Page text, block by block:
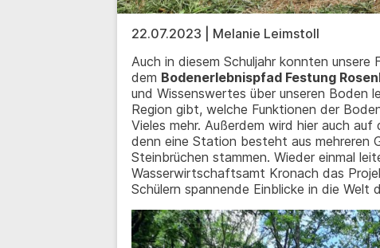
22.07.2023 | Melanie Leimstoll
Auch in diesem Schuljahr konnten
dem Bodenerlebnispfad Festung
und Wissenswertes über unseren Boden
Region gibt, welche Funktionen der
Vieles mehr. Außerdem wird hier auch
denn eine Station besteht aus mehreren
Steinbrüchen stammen. Wieder einmal
Wasserwirtschaftsamt Kronach das
Schülern spannende Einblicke in die Welt